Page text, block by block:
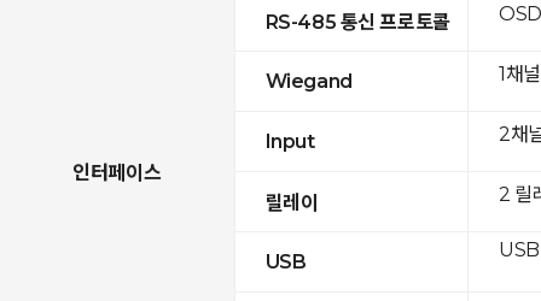
인터페이스
RS-485 통신 프로토콜
Wiegand
Input
릴레이
USB
1채
2채
2 릴